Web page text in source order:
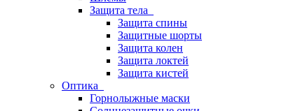
Защита тела
Защита спины
Защитные шорты
Защита колен
Защита локтей
Защита кистей
Оптика
Горнолыжные маски